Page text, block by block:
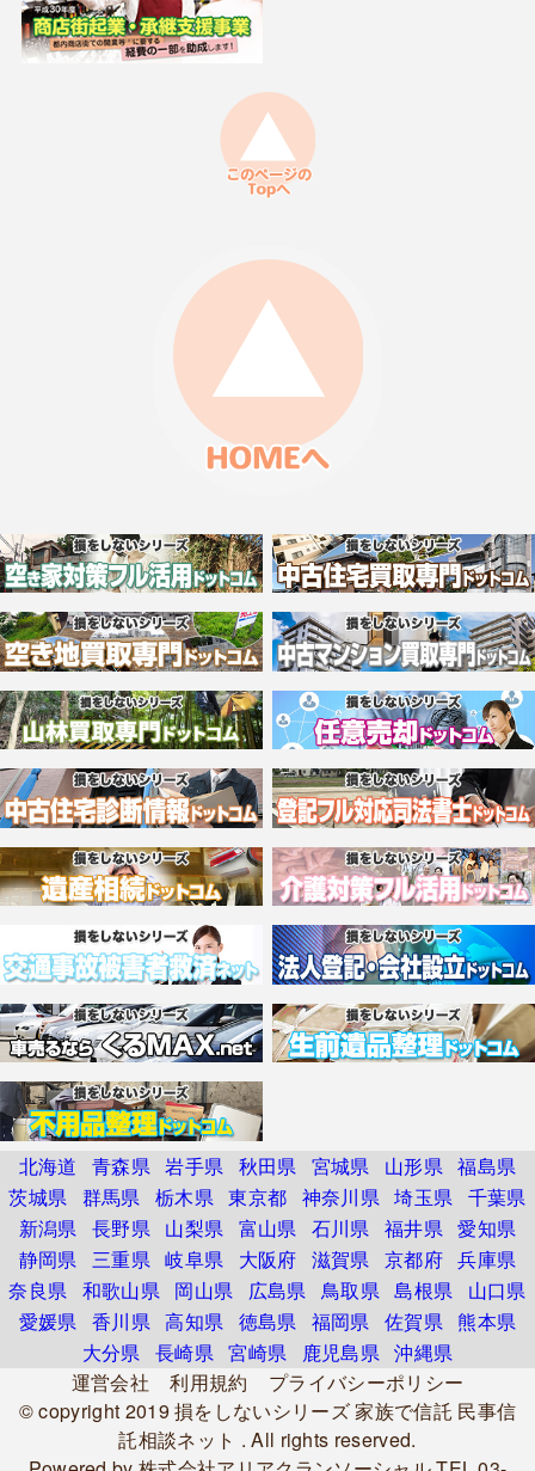
北海道 青森県 岩手県 秋田県 宮城県 山形県 福島県
茨城県
群馬県 栃木県 東京都 神奈川県 埼玉県
千葉県
新潟県
長野県 山梨県 富山県 石川県 福井県 愛知県
静岡県
三重県 岐阜県 大阪府 滋賀県 京都府 兵庫県
奈良県
和歌山県 岡山県 広島県 鳥取県 島根県
山口県
愛媛県
香川県 高知県 徳島県 福岡県 佐賀県
熊本県
大分県
長崎県 宮崎県 鹿児島県 沖縄県
運営会社
利用規約
プライバシーポリシー
© copyright 2019損をしないシリーズ 家族で信託 民事信
託相談ネット . All rights reserved.